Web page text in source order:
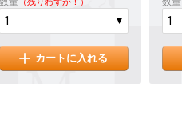
カートに入れる